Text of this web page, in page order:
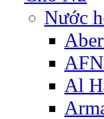
Nước
Al